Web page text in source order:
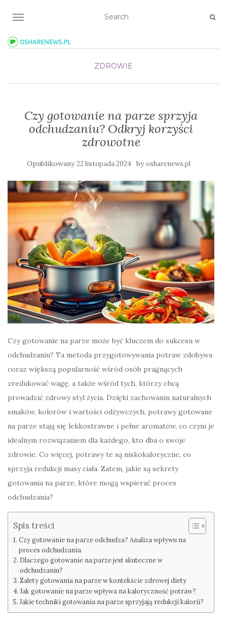
TOGGLE NAVIGATION
ZDROWIE
Czy gotowanie na parze sprzyja
odchudzaniu? Odkryj korzyści
zdrowotne
Opublikowany22 listopada 2024 byosharenews.pl
Czy gotowanie na parze może być kluczem do sukcesu w
odchudzaniu? Ta metoda przygotowywania potraw zdobywa
coraz większą popularność wśród osób pragnących
zredukować wagę, a także wśród tych, którzy chcą
prowadzić zdrowy styl życia. Dzięki zachowaniu naturalnych
smaków, kolorów i wartości odżywczych, potrawy gotowane
na parze stają się lekkostrawne i pełne aromatów, co czyni je
idealnym rozwiązaniem dla każdego, kto dba o swoje
zdrowie. Co więcej, potrawy te są niskokaloryczne, co
sprzyja redukcji masy ciała. Zatem, jakie są sekrety
gotowania na parze, które mogą wspierać proces
odchudzania?
Spis treści
Czy gotowanie na parze odchudza? Analiza wpływu na
proces odchudzania
Dlaczego gotowanie na parze jest skuteczne w
odchudzaniu?
Zalety gotowania na parze w kontekście zdrowej diety
Jak gotowanie na parze wpływa na kaloryczność potraw?
Jakie techniki gotowania na parze sprzyjają redukcji kalorii?